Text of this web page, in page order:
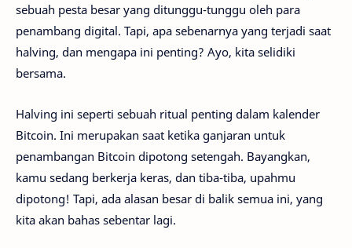
sebuah pesta besar yang ditunggu-tunggu oleh para
penambang digital. Tapi, apa sebenarnya yang terjadi saat
halving, dan mengapa ini penting? Ayo, kita selidiki
bersama.
Halving ini seperti sebuah ritual penting dalam kalender
Bitcoin. Ini merupakan saat ketika ganjaran untuk
penambangan Bitcoin dipotong setengah. Bayangkan,
kamu sedang berkerja keras, dan tiba-tiba, upahmu
dipotong! Tapi, ada alasan besar di balik semua ini, yang
kita akan bahas sebentar lagi.